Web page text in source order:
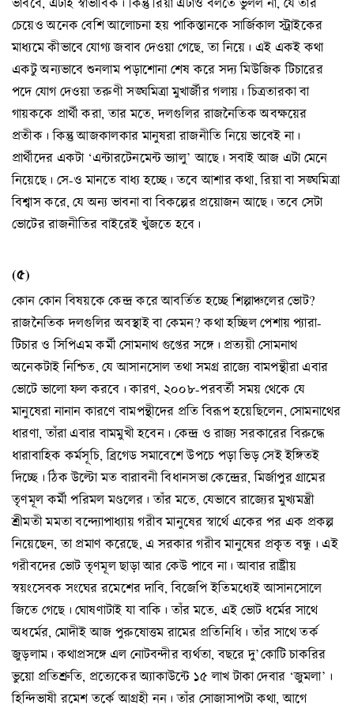
চেয়েও অনেক বেশি আলোচনা হয় পাকিস্তানকে সার্জিকাল স্ট্রাইকের
মাধ্যমে কীভাবে যোগ্য জবাব দেওয়া গেছে, তা নিয়ে। এই একই কথা
একটু অন্যভাবে শুনলাম পড়াশোনা শেষ করে সদ্য মিউজিক টিচারের
পদে যোগ দেওয়া তরুণী সঙ্ঘমিত্রা মুখার্জীর গলায়। চিত্রতারকা বা
গায়ককে প্রার্থী করা, তার মতে, দলগুলির রাজনৈতিক অবক্ষয়ের
প্রতীক। কিন্তু আজকালকার মানুষরা রাজনীতি নিয়ে ভাবেই না।
প্রার্থীদের একটা ‘এন্টারটেনমেন্ট ভ্যালু’ আছে। সবাই আজ এটা মেনে
নিয়েছে। সে-ও মানতে বাধ্য হচ্ছে। তবে আশার কথা, রিয়া বা সঙ্ঘমিত্রা
বিশ্বাস করে, যে অন্য ভাবনা বা বিকল্পের প্রয়োজন আছে। তবে সেটা
ভোটের রাজনীতির বাইরেই খুঁজতে হবে।
(৫)
কোন কোন বিষয়কে কেন্দ্র করে আবর্তিত হচ্ছে শিল্পাঞ্চলের ভোট?
রাজনৈতিক দলগুলির অবস্থাই বা কেমন? কথা হচ্ছিল পেশায় প্যারা-
টিচার ও সিপিএম কর্মী সোমনাথ গুপ্তের সঙ্গে। প্রত্যয়ী সোমনাথ
অনেকটাই নিশ্চিত, যে আসানসোল তথা সমগ্র রাজ্যে বামপন্থীরা এবার
ভোটে ভালো ফল করবে। কারণ, ২০০৮-পরবর্তী সময় থেকে যে
মানুষেরা নানান কারণে বামপন্থীদের প্রতি বিরূপ হয়েছিলেন, সোমনাথের
ধারণা, তাঁরা এবার বামমুখী হবেন। কেন্দ্র ও রাজ্য সরকারের বিরুদ্ধে
ধারাবাহিক কর্মসূচি, ব্রিগেড সমাবেশে উপচে পড়া ভিড় সেই ইঙ্গিতই
দিচ্ছে। ঠিক উল্টো মত বারাবনী বিধানসভা কেন্দ্রের, মির্জাপুর গ্রামের
তৃণমূল কর্মী পরিমল মণ্ডলের। তাঁর মতে, যেভাবে রাজ্যের মুখ্যমন্ত্রী
শ্রীমতী মমতা বন্দ্যোপাধ্যায় গরীব মানুষের স্বার্থে একের পর এক প্রকল্প
নিয়েছেন, তা প্রমাণ করেছে, এ সরকার গরীব মানুষের প্রকৃত বন্ধু। এই
গরীবদের ভোট তৃণমূল ছাড়া আর কেউ পাবে না। আবার রাষ্ট্রীয়
স্বয়ংসেবক সংঘের রমেশের দাবি, বিজেপি ইতিমধ্যেই আসানসোলে
জিতে গেছে। ঘোষণাটাই যা বাকি। তাঁর মতে, এই ভোট ধর্মের সাথে
অধর্মের, মোদীই আজ পুরুষোত্তম রামের প্রতিনিধি। তাঁর সাথে তর্ক
জুড়লাম। কথাপ্রসঙ্গে এল নোটবন্দীর ব্যর্থতা, বছরে দু’কোটি চাকরির
ভুয়ো প্রতিশ্রুতি, প্রত্যেকের অ্যাকাউন্টে ১৫ লাখ টাকা দেবার ‘জুমলা’।
হিন্দিভাষী রমেশ তর্কে আগ্রহী নন। তাঁর সোজাসাপটা কথা, আগে